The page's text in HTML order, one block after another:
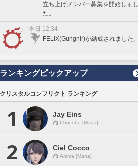
立ち上げメンバー募集を開始しまし
た。
本日 12:34
FELIX(Gungnir)が結成されました。
ランキングピックアップ
クリスタルコンフリクト ランキング
1 Jay Eins
Chocobo [Mana]
2 Ciel Cocco
Anima [Mana]